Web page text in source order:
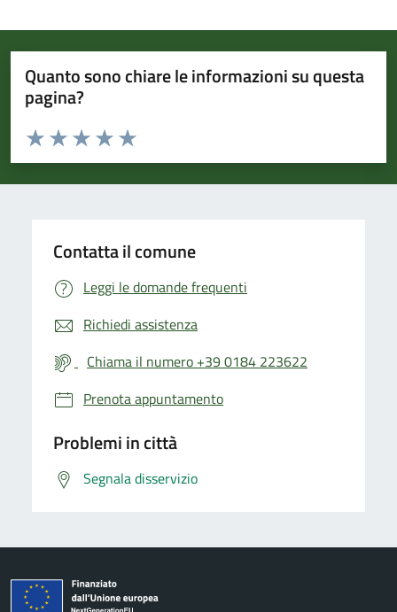
Quanto sono chiare le informazioni su questa
pagina?
Valuta da 1 a 5 stelle la pagina
Valuta 5 stelle su 5
Valuta 4 stelle su 5
Valuta 3 stelle su 5
Valuta 2 stelle su 5
Valuta 1 stelle su 5
Contatta il comune
Leggi le domande frequenti
Richiedi assistenza
Chiama il numero +39 0184 223622
Prenota appuntamento
Problemi in città
Segnala disservizio